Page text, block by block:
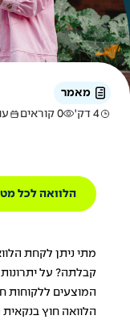
מאמר
4 דק'
0 קוראים
הלוואה לכל
מתי ניתן לקחת
קבלתה? על
המוצעים ללקוחות
הלוואה חוץ בנקאית